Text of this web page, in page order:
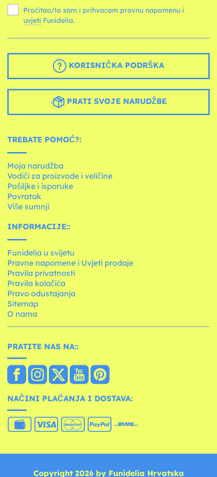
Pročitao/la sam i prihvaćam pravnu napomenu i
uvjeti Funidelia.
KORISNIČKA PODRŠKA
PRATI SVOJE NARUDŽBE
TREBATE POMOĆ?:
Moja narudžba
Vodiči za proizvode i veličine
Pošiljke i isporuke
Povratak
Više sumnji
INFORMACIJE::
Funidelia u svijetu
Pravne napomene i Uvjeti prodaje
Pravila privatnosti
Pravila kolačića
Pravo odustajanja
Sitemap
O nama
PRATITE NAS NA::
NAČINI PLAĆANJA I DOSTAVA:
Copyright 2026 by Funidelia Hrvatska